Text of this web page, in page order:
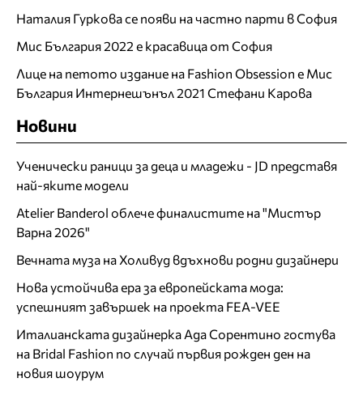
Наталия Гуркова се появи на частно парти в София
Мис България 2022 е красавица от София
Лице на петото издание на Fashion Obsession е Мис
България Интернешънъл 2021 Стефани Карова
Новини
Ученически раници за деца и младежи - JD представя
най-яките модели
Atelier Banderol облече финалистите на "Мистър
Варна 2026"
Вечната муза на Холивуд вдъхнови родни дизайнери
Нова устойчива ера за европейската мода:
успешният завършек на проекта FEA-VEE
Италианската дизайнерка Ада Сорентино гостува
на Bridal Fashion по случай първия рожден ден на
новия шоурум